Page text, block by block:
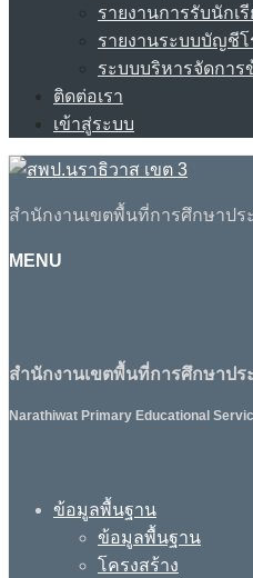
รายงานการรับนักเ
รายงานระบบบัญชีโ
ระบบบริหารจัดการ
ติดต่อเรา
เข้าสู่ระบบ
สำนักงานเขตพื้นที่การศึกษาปร
MENU
สำนักงานเขตพื้นที่การศึกษาปร
Narathiwat Primary Educational
ข้อมูลพื้นฐาน
ข้อมูลพื้นฐาน
โครงสร้าง